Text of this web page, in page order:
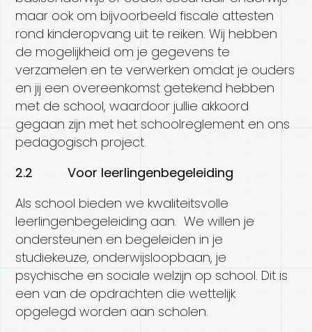
maar ook om bijvoorbeeld fiscale attesten
rond kinderopvang uit te reiken. Wij hebben
de mogelijkheid om je gegevens te
verzamelen en te verwerken omdat je ouders
en jij een overeenkomst getekend hebben
met de school, waardoor jullie akkoord
gegaan zijn met het schoolreglement en ons
pedagogisch project.
2.2 Voor leerlingenbegeleiding
Als school bieden we kwaliteitsvolle
leerlingenbegeleiding aan. We willen je
ondersteunen en begeleiden in je
studiekeuze, onderwijsloopbaan, je
psychische en sociale welzijn op school. Dit is
een van de opdrachten die wettelijk
opgelegd worden aan scholen.